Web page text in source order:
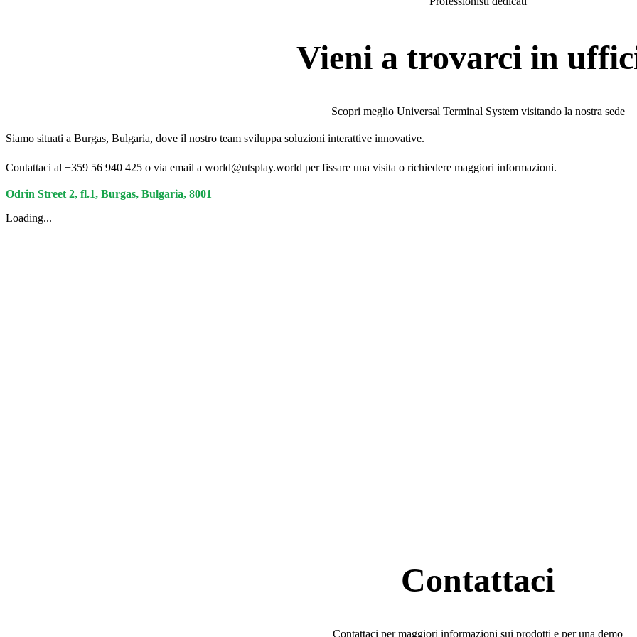
Vieni a trovarci in
Scopri meglio Universal Terminal System visitando la nostra sede
Siamo situati a Burgas, Bulgaria, dove il nostro team sviluppa soluzioni interattive innovative.
Contattaci al +359 56 940 425 o via email a world@utsplay.world per fissare una visita o richiedere maggiori informazioni.
Odrin Street 2, fl.1, Burgas, Bulgaria, 8001
Loading...
Contattaci
Contattaci per maggiori informazioni sui prodotti e per una demo